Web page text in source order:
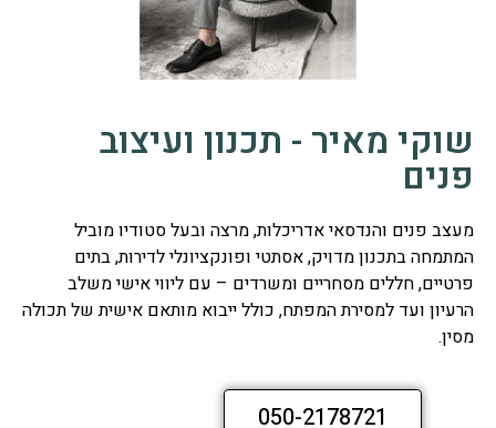
שוקי מאיר - תכנון ועיצוב
פנים
מעצב פנים והנדסאי אדריכלות, מרצה ובעל סטודיו מוביל
המתמחה בתכנון מדויק, אסתטי ופונקציונלי לדירות, בתים
פרטיים, חללים מסחריים ומשרדים – עם ליווי אישי משלב
הרעיון ועד למסירת המפתח, כולל ייבוא מותאם אישית של תכולה
מסין.
050-2178721